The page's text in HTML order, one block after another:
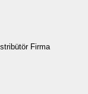
Firma